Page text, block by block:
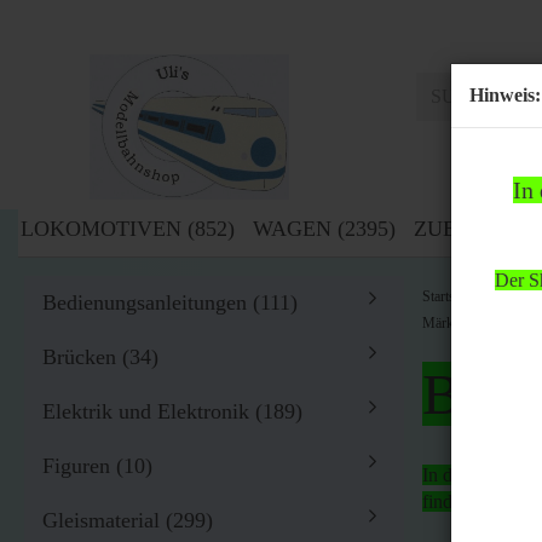
Hinweis:
In
Der
LOKOMOTIVEN (852) WAGEN (2395) ZUBEHÖR
Startseite »
Märklin H0 1898
Bitte
In der Zeit
findet
Bedienungsanleitungen (111)
Brücken (34)
Elektrik und Elektronik (189)
Figuren (10)
Gleismaterial (299)